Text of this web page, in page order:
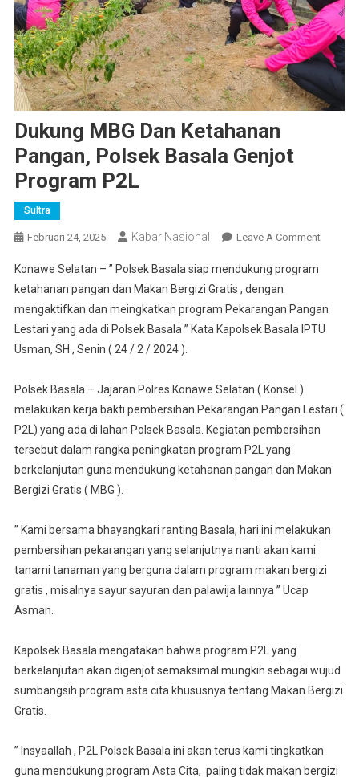
Dukung MBG Dan Ketahanan
Pangan, Polsek Basala Genjot
Program P2L
Sultra
Februari 24, 2025 Kabar Nasional Leave A CommentOn
Pangan,
Program
Konawe Selatan – ” Polsek Basala siap mendukung program
ketahanan pangan dan Makan Bergizi Gratis , dengan
mengaktifkan dan meingkatkan program Pekarangan Pangan
Lestari yang ada di Polsek Basala ” Kata Kapolsek Basala IPTU
Usman, SH , Senin ( 24 / 2 / 2024 ).
Polsek Basala – Jajaran Polres Konawe Selatan ( Konsel )
melakukan kerja bakti pembersihan Pekarangan Pangan Lestari (
P2L) yang ada di lahan Polsek Basala. Kegiatan pembersihan
tersebut dalam rangka peningkatan program P2L yang
berkelanjutan guna mendukung ketahanan pangan dan Makan
Bergizi Gratis ( MBG ).
” Kami bersama bhayangkari ranting Basala, hari ini melakukan
pembersihan pekarangan yang selanjutnya nanti akan kami
tanami tanaman yang berguna dalam program makan bergizi
gratis , misalnya sayur sayuran dan palawija lainnya ” Ucap
Asman.
Kapolsek Basala mengatakan bahwa program P2L yang
berkelanjutan akan digenjot semaksimal mungkin sebagai wujud
sumbangsih program asta cita khususnya tentang Makan Bergizi
Gratis.
” Insyaallah , P2L Polsek Basala ini akan terus kami tingkatkan
guna mendukung program Asta Cita, paling tidak makan bergizi